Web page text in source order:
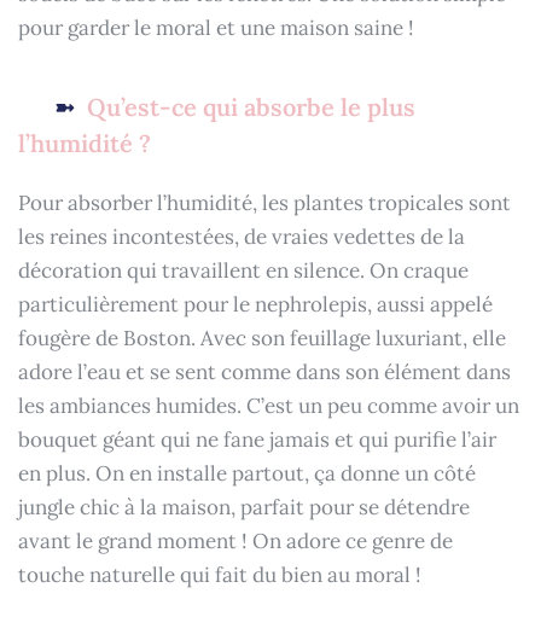
pour garder le moral et une maison saine !
Qu’est-ce qui absorbe le plus
l’humidité ?
Pour absorber l’humidité, les plantes tropicales sont
les reines incontestées, de vraies vedettes de la
décoration qui travaillent en silence. On craque
particulièrement pour le nephrolepis, aussi appelé
fougère de Boston. Avec son feuillage luxuriant, elle
adore l’eau et se sent comme dans son élément dans
les ambiances humides. C’est un peu comme avoir un
bouquet géant qui ne fane jamais et qui purifie l’air
en plus. On en installe partout, ça donne un côté
jungle chic à la maison, parfait pour se détendre
avant le grand moment ! On adore ce genre de
touche naturelle qui fait du bien au moral !